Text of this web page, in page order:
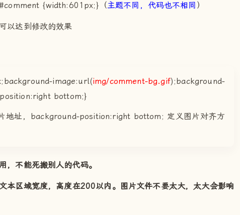
{width:601px;}（主题不同，代码也不相同 ）
达到修改的效果
image:url(img/comment-bg.gif);background-
bottom;}
地址，background-position:right bottom; 定义图片对齐方
，不能死搬别人的代码。
域宽度，高度在200以内。图片文件不要太大，太大会影响